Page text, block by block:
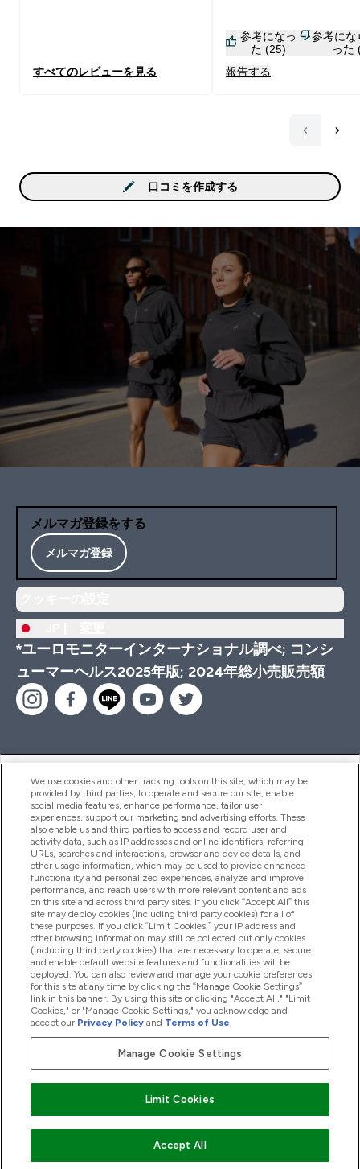
すべてのレビューを見る
ネットで調べた所、ノン
バーは味が付いてるもの
溶けにくいと書いてあっ
な？と思いました。
して飲水した方が良いと
す。 効果はまだ始めたば
グ前、トレーニング中に
し、トレーニング後はプ
ンと一緒に飲んでみよう
ます。 参考になれば幸い
参考になっ
た (25)
参考にな
った
報告する
口コミを作成する
メルマガ登録をする
メルマガ登録
*ユーロモニターインターナショナル調べ; コンシ
ューマーヘルス2025年版; 2024年総小売販売額
ヘルプ＆ガイド
商品について
会社概要
特典＆ポイント
2026 The Hut.com Ltd
Pay with
We use cookies and other tracking tools on this site, which may be
provided by third parties, to operate and secure our site, enable
social media features, enhance performance, tailor user
experiences, support our marketing and advertising efforts. These
also enable us and third parties to access and record user and
activity data, such as IP addresses and online identifiers, referring
URLs, searches and interactions, browser and device details, and
other usage information, which may be used to provide enhanced
functionality and personalized experiences, analyze and improve
performance, and reach users with more relevant content and ads
on this site and across third party sites. If you click “Accept All” this
site may deploy cookies (including third party cookies) for all of
these purposes. If you click “Limit Cookies,” your IP address and
other browsing information may still be collected but only cookies
(including third party cookies) that are necessary to operate, secure
and enable default website features and functionalities will be
deployed. You can also review and manage your cookie preferences
for this site at any time by clicking the “Manage Cookie Settings”
link in this banner. By using this site or clicking "Accept All," "Limit
Cookies," or "Manage Cookie Settings," you acknowledge and
accept our Privacy Policy and Terms of Use.
Manage Cookie Settings
Limit Cookies
Accept All